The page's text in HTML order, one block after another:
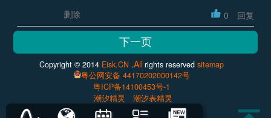
删除
0 回复
Copyright © 2014 Eisk.CN .Allrights reservedsitemap
粤公网安备 44170202000142号
粤ICP备14100453号-1
潮汐精灵
潮汐表精灵